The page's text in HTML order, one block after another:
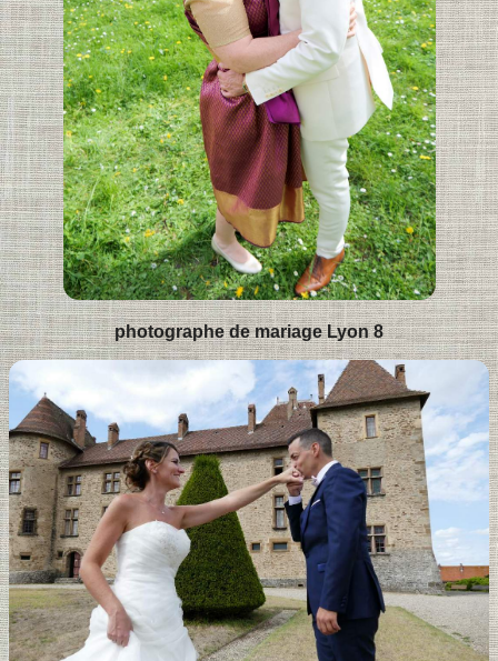
photographe de mariage Lyon 8